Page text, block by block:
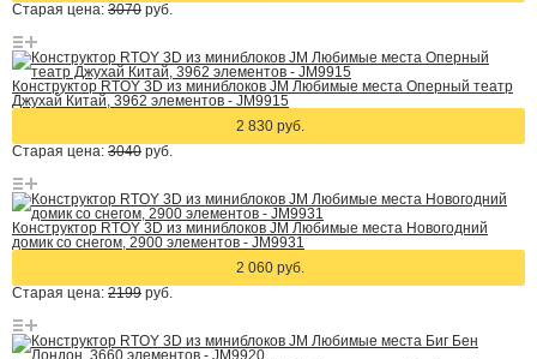
Старая цена: 3070 руб.
Конструктор RTOY 3D из миниблоков JM Любимые места Оперный театр
Джухай Китай, 3962 элементов - JM9915
2 830 руб.
Старая цена: 3040 руб.
Конструктор RTOY 3D из миниблоков JM Любимые места Новогодний
домик со снегом, 2900 элементов - JM9931
2 060 руб.
Старая цена: 2199 руб.